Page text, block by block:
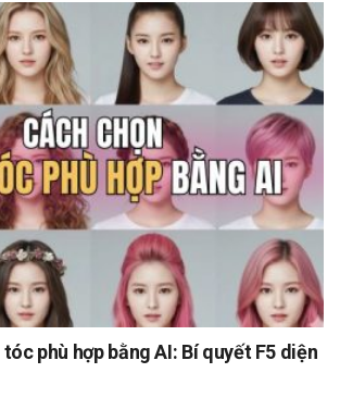
phù hợp bằng AI: Bí quyết F5 diện